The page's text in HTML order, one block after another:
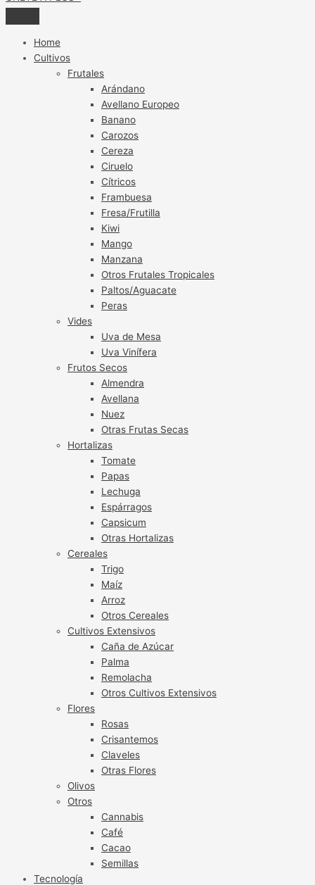
Home
Cultivos
Frutales
Arándano
Avellano Europeo
Banano
Carozos
Cereza
Ciruelo
Cítricos
Frambuesa
Fresa/Frutilla
Kiwi
Mango
Manzana
Otros Frutales Tropicales
Paltos/Aguacate
Peras
Vides
Uva de Mesa
Uva Vinífera
Frutos Secos
Almendra
Avellana
Nuez
Otras Frutas Secas
Hortalizas
Tomate
Papas
Lechuga
Espárragos
Capsicum
Otras Hortalizas
Cereales
Trigo
Maíz
Arroz
Otros Cereales
Cultivos Extensivos
Caña de Azúcar
Palma
Remolacha
Otros Cultivos Extensivos
Flores
Rosas
Crisantemos
Claveles
Otras Flores
Olivos
Otros
Cannabis
Café
Cacao
Semillas
Tecnología